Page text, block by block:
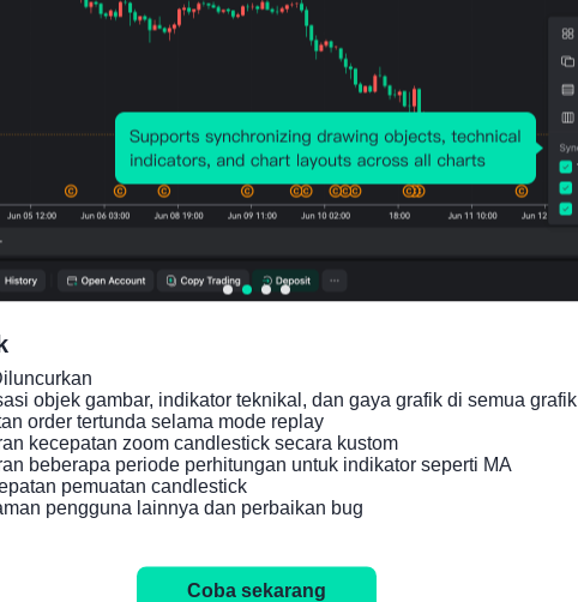
objek gambar, indikator teknikal, dan gaya grafik di semua grafik
order tertunda selama mode replay
kecepatan zoom candlestick secara kustom
beberapa periode perhitungan untuk indikator seperti MA
pemuatan candlestick
pengguna lainnya dan perbaikan bug
Coba sekarang